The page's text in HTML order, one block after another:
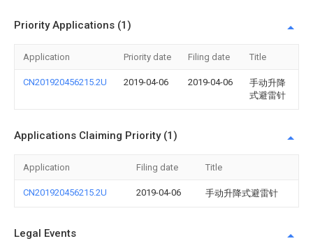
Priority Applications (1)
Application Priority date Filing date Title
CN201920456215.2U 2019-04-06 2019-04-06
手动升降
式避雷针
Applications Claiming Priority (1)
Application Filing date Title
CN201920456215.2U 2019-04-06 手动升降式避雷针
Legal Events